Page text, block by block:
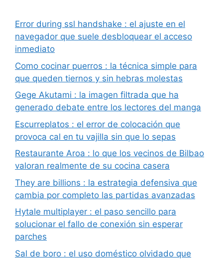
Error during ssl handshake : el ajuste en el
navegador que suele desbloquear el acceso
inmediato
Como cocinar puerros : la técnica simple para
que queden tiernos y sin hebras molestas
Gege Akutami : la imagen filtrada que ha
generado debate entre los lectores del manga
Escurreplatos : el error de colocación que
provoca cal en tu vajilla sin que lo sepas
Restaurante Aroa : lo que los vecinos de Bilbao
valoran realmente de su cocina casera
They are billions : la estrategia defensiva que
cambia por completo las partidas avanzadas
Hytale multiplayer : el paso sencillo para
solucionar el fallo de conexión sin esperar
parches
Sal de boro : el uso doméstico olvidado que